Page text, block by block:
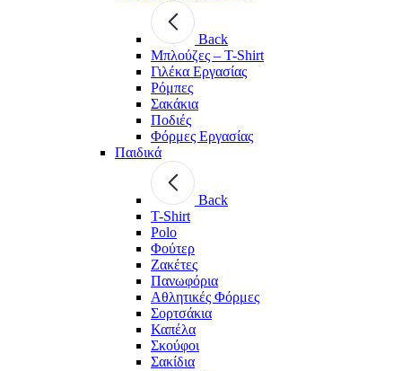
Back
Μπλούζες – T-Shirt
Γιλέκα Εργασίας
Ρόμπες
Σακάκια
Ποδιές
Φόρμες Εργασίας
Παιδικά
Back
T-Shirt
Polo
Φούτερ
Ζακέτες
Πανωφόρια
Αθλητικές Φόρμες
Σορτσάκια
Καπέλα
Σκούφοι
Σακίδια